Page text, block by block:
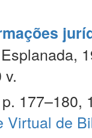
177–180,
Virtual de